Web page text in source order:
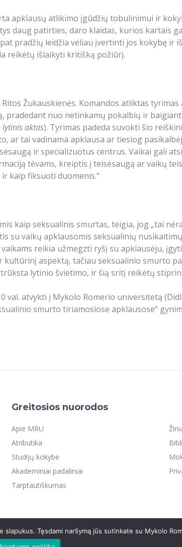
apklausų atlikimo įgūdžių tobulinimui ir
daug patirties, daro klaidas, kurios kartais
pradžių leidžia vėliau įvertinti jos kokybę ir
reikėtų išlaikyti kritišką požiūrį.
Žukauskienės. Komandos atliktas
nuo netinkamų pokalbių ir
lytinis aktas). Tyrimas padeda suvokti šio
ar tai vadinama apklausa ar tiesiog
ir specializuotus centrus. Vaikai gali
tėvams, kreiptis į teisėsaugą ar vaikų
kaip fiksuoti duomenis.“
kaip seksualinis smurtas, teigia, jog „tai
vaikų apklausomis seksualinių
reikia užmegzti ryšį su apklausėju,
aspektą, tačiau seksualinio smurto
lytinio švietimo, ir šią sritį reikėtų
atvykti į Mykolo Romerio universitetą
smurto tiriamosiose apklausose“
Greitosios nuorodos
Apie MRU
Atributika
Studijų kokybė
Akademiniai padaliniai
Tarptautiškumas
Tęsdami naršymą jūs sutinkate su Mykolo